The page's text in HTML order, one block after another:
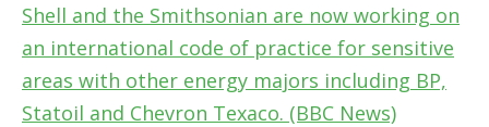
Shell and the Smithsonian are now working on
an international code of practice for sensitive
areas with other energy majors including BP,
Statoil and Chevron Texaco. (BBC News)